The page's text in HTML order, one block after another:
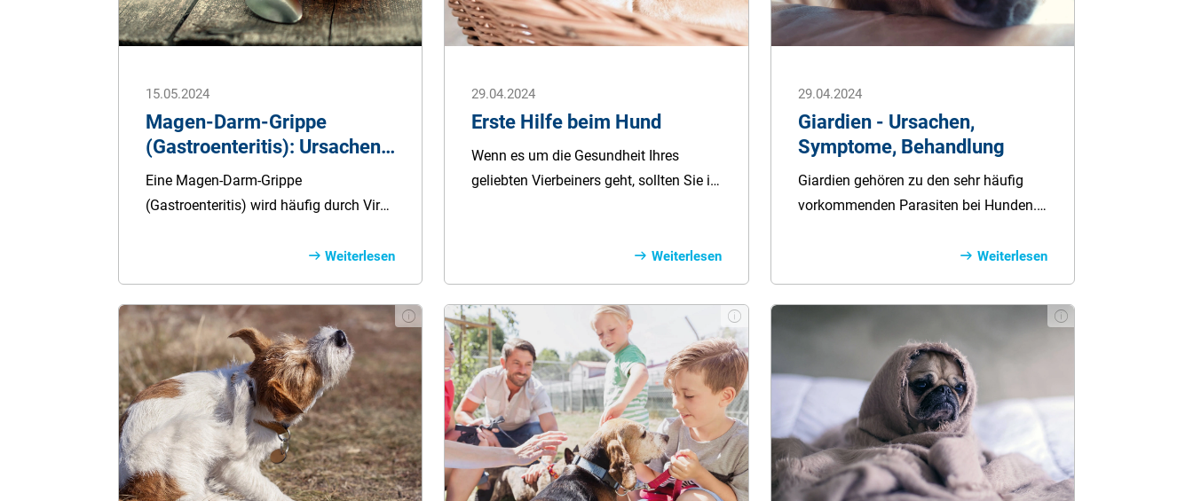
15.05.2024
Magen-Darm-Grippe
(Gastroenteritis): Ursachen,
Symptome, Therapie
Eine Magen-Darm-Grippe
(Gastroenteritis) wird häufig durch Viren
Infektionskrankheiten und heilt meist
von alleine wieder aus. In seltenen
Fällen kann die Krankheit zu
Komplikationen führen.
Weiterlesen
29.04.2024
Erste Hilfe beim Hund
Wenn es um die Gesundheit Ihres
geliebten Vierbeiners geht, sollten Sie in
wertvolle Tipps und Informationen, die
Sie im Fall der Fälle bei Ihrem Hund
anwenden können.
Weiterlesen
29.04.2024
Giardien - Ursachen,
Symptome, Behandlung
Giar­dien gehören zu den sehr häufig
vor­kommenden Pa­ra­siten bei Hunden.
Wegen schnell in­fi­zieren, erkranken aber
eher selten ernsthaft. Hier er­fahren Sie
alles zu Ur­sachen, Symptomen, Be­
hand­lung und Erste-Hilfe-Tipps bei Giar­
Weiterlesen